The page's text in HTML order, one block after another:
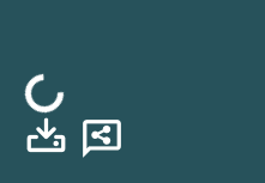
Φόρτωση...